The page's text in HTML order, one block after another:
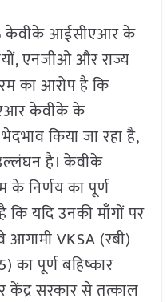
केवीके आईसीएआर के
एनजीओ और राज्य
का आरोप है कि
केवीके के
किया जा रहा है,
है। केवीके
के निर्णय का पूर्ण
यदि उनकी माँगों पर
आगामी VKSA (रबी)
का पूर्ण बहिष्कार
सरकार से तत्काल